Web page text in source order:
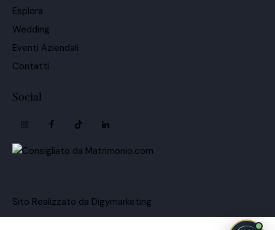
Esplora
Wedding
Eventi Aziendali
Contatti
Social
Sito Realizzato da Digymarketing